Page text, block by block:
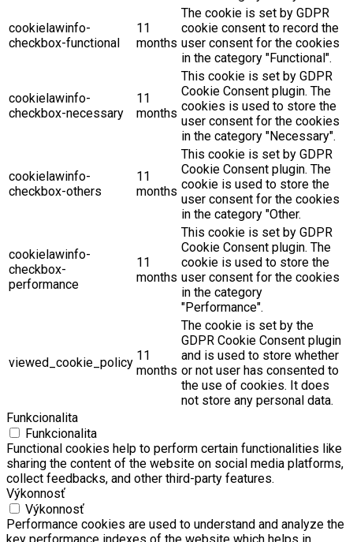
cookielawinfo-
checkbox-functional
11
months
The cookie is set by GDPR
cookie consent to record the
user consent for the cookies
in the category "Functional".
cookielawinfo-
checkbox-necessary
11
months
This cookie is set by GDPR
Cookie Consent plugin. The
cookies is used to store the
user consent for the cookies
in the category "Necessary".
cookielawinfo-
checkbox-others
11
months
This cookie is set by GDPR
Cookie Consent plugin. The
cookie is used to store the
user consent for the cookies
in the category "Other.
cookielawinfo-
checkbox-
performance
11
months
This cookie is set by GDPR
Cookie Consent plugin. The
cookie is used to store the
user consent for the cookies
in the category
"Performance".
viewed_cookie_policy 11
months
The cookie is set by the
GDPR Cookie Consent plugin
and is used to store whether
or not user has consented to
the use of cookies. It does
not store any personal data.
Funkcionalita
Funkcionalita
Functional cookies help to perform certain functionalities like
sharing the content of the website on social media platforms,
collect feedbacks, and other third-party features.
Výkonnosť
Výkonnosť
Performance cookies are used to understand and analyze the